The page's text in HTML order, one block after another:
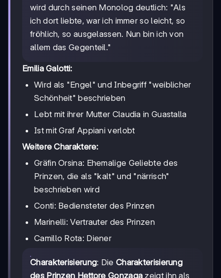
wird durch seinen Monolog deutlich: "Als
ich dort liebte, war ich immer so leicht, so
fröhlich, so ausgelassen. Nun bin ich von
allem das Gegenteil."
Emilia Galotti:
Wird als "Engel" und Inbegriff "weiblicher
Schönheit" beschrieben
Lebt mit ihrer Mutter Claudia in Guastalla
Ist mit Graf Appiani verlobt
Weitere Charaktere:
Gräfin Orsina: Ehemalige Geliebte des
Prinzen, die als "kalt" und "närrisch"
beschrieben wird
Conti: Bediensteter des Prinzen
Marinelli: Vertrauter des Prinzen
Camillo Rota: Diener
Charakterisierung: Die Charakterisierung
des Prinzen Hettore Gonzaga zeigt ihn als